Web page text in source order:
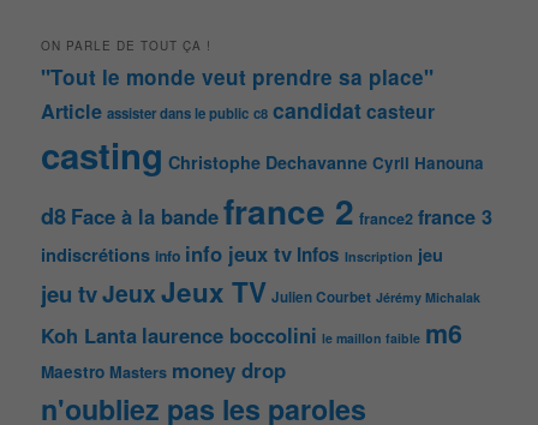
ON PARLE DE TOUT ÇA !
"Tout le monde veut prendre sa place"
Article assister dans le public c8 candidatcasteur
casting Christophe Dechavanne Cyril Hanouna
d8 Face à la bandefrance 2 france2 france 3
indiscrétions info info jeux tv Infos Inscription jeu
jeu tvJeuxJeux TV Julien Courbet Jérémy Michalak
Koh Lanta laurence boccolini le maillon faible m6
Maestro Masters money drop
n'oubliez pas les paroles